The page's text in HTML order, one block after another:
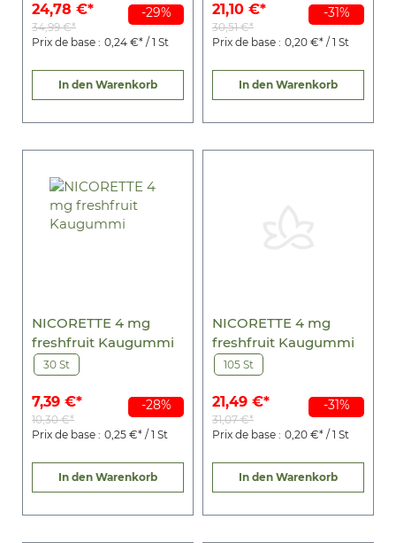
-29%
24,78 €*
34,99 €*
Prix de base : 0,24 €* / 1 St
In den Warenkorb
-31%
21,10 €*
30,51 €*
Prix de base : 0,20 €* / 1 St
In den Warenkorb
-28%
NICORETTE 4 mg
freshfruit Kaugummi
30 St
7,39 €*
10,30 €*
Prix de base : 0,25 €* / 1 St
In den Warenkorb
-31%
NICORETTE 4 mg
freshfruit Kaugummi
105 St
21,49 €*
31,07 €*
Prix de base : 0,20 €* / 1 St
In den Warenkorb